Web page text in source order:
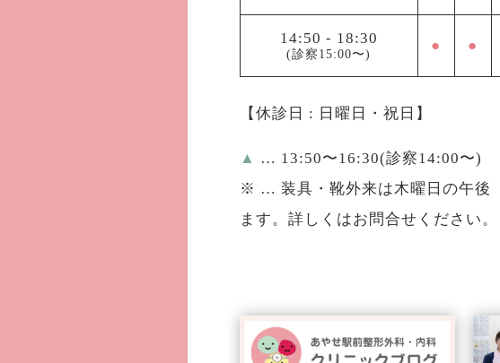
14:50 - 18:30
(診察15:00〜)
● ●
【休診日 : 日曜日・祝日】
▲
… 13:50〜16:30(診察14:00〜)
※ … 装具・靴外来は木曜日の午後
ます。詳しくはお問合せください。